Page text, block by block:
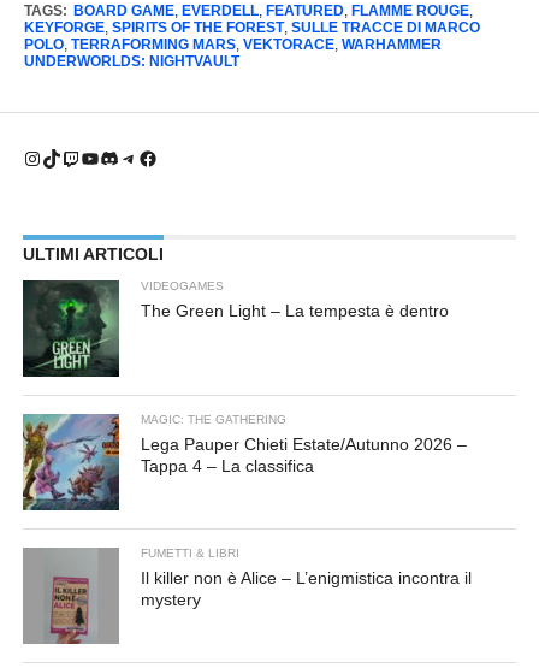
TAGS: BOARD GAME, EVERDELL, FEATURED, FLAMME ROUGE,
KEYFORGE, SPIRITS OF THE FOREST, SULLE TRACCE DI MARCO
POLO, TERRAFORMING MARS, VEKTORACE, WARHAMMER
UNDERWORLDS: NIGHTVAULT
Instagram
TikTok
Twitch
YouTube
Discord
Telegram
Facebook
ULTIMI ARTICOLI
VIDEOGAMES
The Green Light – La tempesta è dentro
MAGIC: THE GATHERING
Lega Pauper Chieti Estate/Autunno 2026 –
Tappa 4 – La classifica
FUMETTI & LIBRI
Il killer non è Alice – L’enigmistica incontra il
mystery